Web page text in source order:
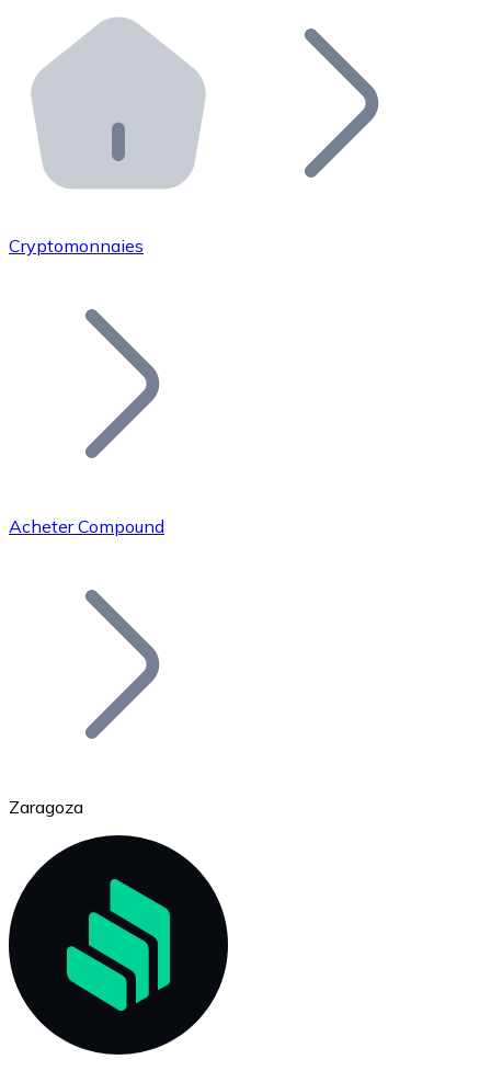
Distributeurs automatiques Bitnovo
Intégrez un ATM Bitnovo dans votre entreprise et
API Bitnovo
Intégrez notre API dans votre écosystème.
Rejoignez notre réseau de distributeurs et
Ajoutez le token de votre projet à notre service
Bitcoin
Ethereum
ETH
Cryptomonnaies
Acheter Compound
Zaragoza